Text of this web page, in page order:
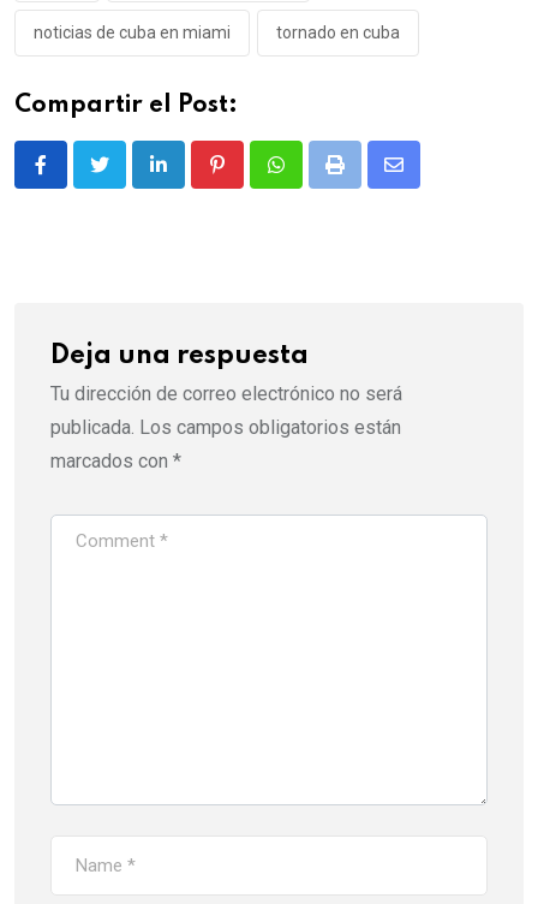
noticias de cuba en miami tornado en cuba
Compartir el Post:
LinkedIn PinterestWhatsappPrint
Share
Deja una respuesta
Tu dirección de correo electrónico no será
publicada. Los campos obligatorios están
marcados con *